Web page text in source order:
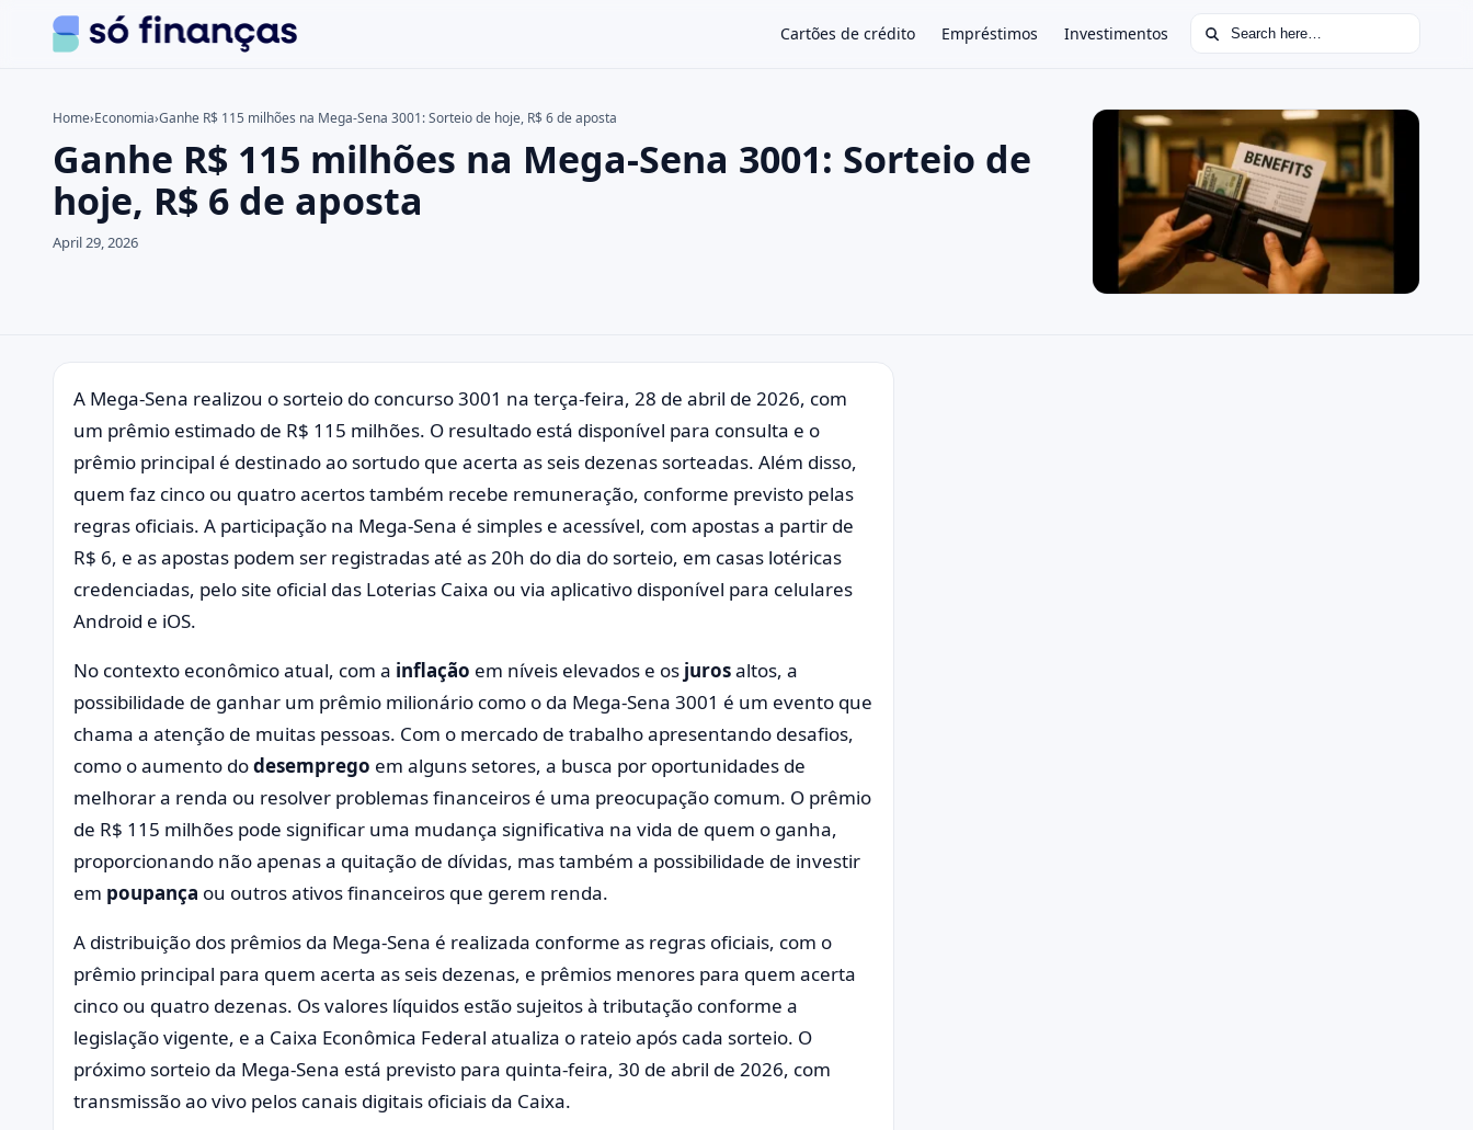
Cartões de crédito Empréstimos Investimentos Search for:
Search the site ×
Search for:
Press Enter to search or ESC to close.
Home›Economia›Ganhe R$ 115 milhões na Mega-Sena 3001: Sorteio de hoje, R$ 6 de aposta
Ganhe R$ 115 milhões na Mega-Sena 3001: Sorteio de
hoje, R$ 6 de aposta
April 29, 2026
A Mega-Sena realizou o sorteio do concurso 3001 na terça-feira, 28 de abril de 2026, com
um prêmio estimado de R$ 115 milhões. O resultado está disponível para consulta e o
prêmio principal é destinado ao sortudo que acerta as seis dezenas sorteadas. Além disso,
quem faz cinco ou quatro acertos também recebe remuneração, conforme previsto pelas
regras oficiais. A participação na Mega-Sena é simples e acessível, com apostas a partir de
R$ 6, e as apostas podem ser registradas até as 20h do dia do sorteio, em casas lotéricas
credenciadas, pelo site oficial das Loterias Caixa ou via aplicativo disponível para celulares
Android e iOS.
No contexto econômico atual, com a inflação em níveis elevados e os jurosaltos, a
possibilidade de ganhar um prêmio milionário como o da Mega-Sena 3001 é um evento que
chama a atenção de muitas pessoas. Com o mercado de trabalho apresentando desafios,
como o aumento dodesemprego em alguns setores, a busca por oportunidades de
melhorar a renda ou resolver problemas financeiros é uma preocupação comum. O prêmio
de R$ 115 milhões pode significar uma mudança significativa na vida de quem o ganha,
proporcionando não apenas a quitação de dívidas, mas também a possibilidade de investir
em poupança ou outros ativos financeiros que gerem renda.
A distribuição dos prêmios da Mega-Sena é realizada conforme as regras oficiais, com o
prêmio principal para quem acerta as seis dezenas, e prêmios menores para quem acerta
cinco ou quatro dezenas. Os valores líquidos estão sujeitos à tributação conforme a
legislação vigente, e a Caixa Econômica Federal atualiza o rateio após cada sorteio. O
próximo sorteio da Mega-Sena está previsto para quinta-feira, 30 de abril de 2026, com
transmissão ao vivo pelos canais digitais oficiais da Caixa.